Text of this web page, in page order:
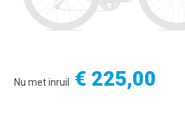
Nu met inruil € 225,00